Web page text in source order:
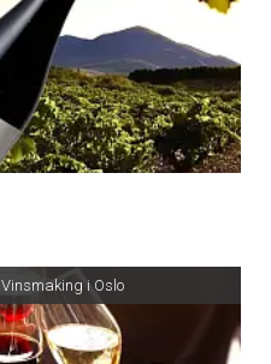
Vinsmaking i Oslo